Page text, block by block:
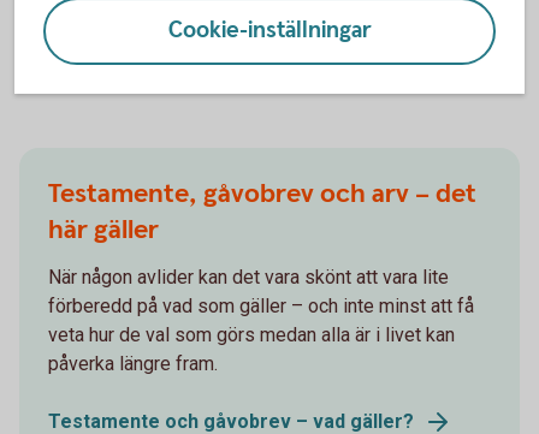
Arvsrätt och arvsklasser - vem ärver mig?
Testamente, gåvobrev och arv – det
här gäller
När någon avlider kan det vara skönt att vara lite
förberedd på vad som gäller – och inte minst att få
veta hur de val som görs medan alla är i livet kan
påverka längre fram.
Testamente och gåvobrev – vad gäller?
Cookie-inställningar